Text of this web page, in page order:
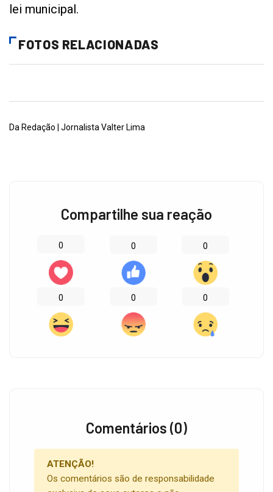
lei municipal.
FOTOS RELACIONADAS
Da Redação | Jornalista Valter Lima
Compartilhe sua reação
0 0 0
0 0 0
Comentários (0)
ATENÇÃO!
Os comentários são de responsabilidade